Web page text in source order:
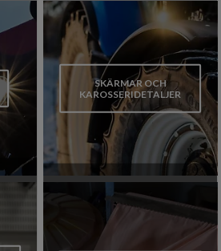
SKÄRMAR OCH
KAROSSERIDETALJER